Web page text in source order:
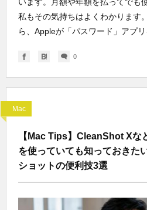
私もその気持ちはよくわかります
ら、Appleが「パスワード」アプリ
0
Mac
【Mac Tips】CleanShot Xな
を使っていても知っておきた
ショットの便利技3選